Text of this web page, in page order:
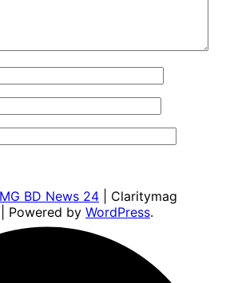
BD News 24 | Claritymag
| Powered by WordPress.